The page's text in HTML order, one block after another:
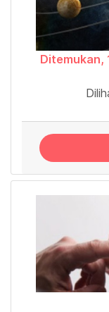
Ditemukan,